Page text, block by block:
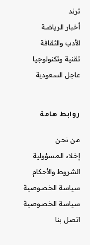
ترند
أخبار الرياضة
الأدب والثقافة
تقنية وتكنولوجيا
عاجل السعودية
روابط هامة
من نحن
إخلاء المسؤولية
الشروط والأحكام
سياسة الخصوصية
سياسة الخصوصية
اتصل بنا